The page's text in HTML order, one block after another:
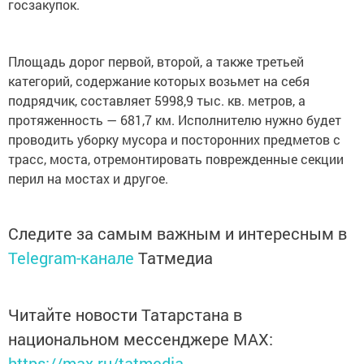
госзакупок.
Площадь дорог первой, второй, а также третьей
категорий, содержание которых возьмет на себя
подрядчик, составляет 5998,9 тыс. кв. метров, а
протяженность — 681,7 км. Исполнителю нужно будет
проводить уборку мусора и посторонних предметов с
трасс, моста, отремонтировать поврежденные секции
перил на мостах и другое.
Следите за самым важным и интересным в
Telegram-канале Татмедиа
Читайте новости Татарстана в
национальном мессенджере MАХ: